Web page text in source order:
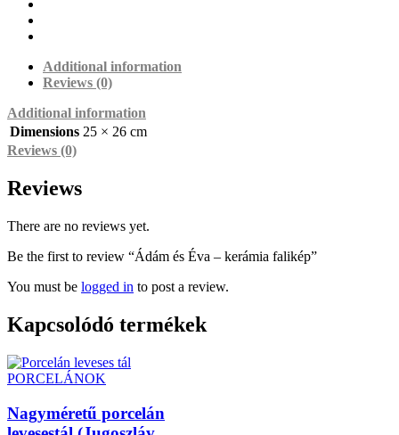
Additional information
Reviews (0)
Additional information
Dimensions 25 × 26 cm
Reviews (0)
Reviews
There are no reviews yet.
Be the first to review “Ádám és Éva – kerámia falikép”
You must be logged in to post a review.
Kapcsolódó termékek
PORCELÁNOK
Nagyméretű porcelán